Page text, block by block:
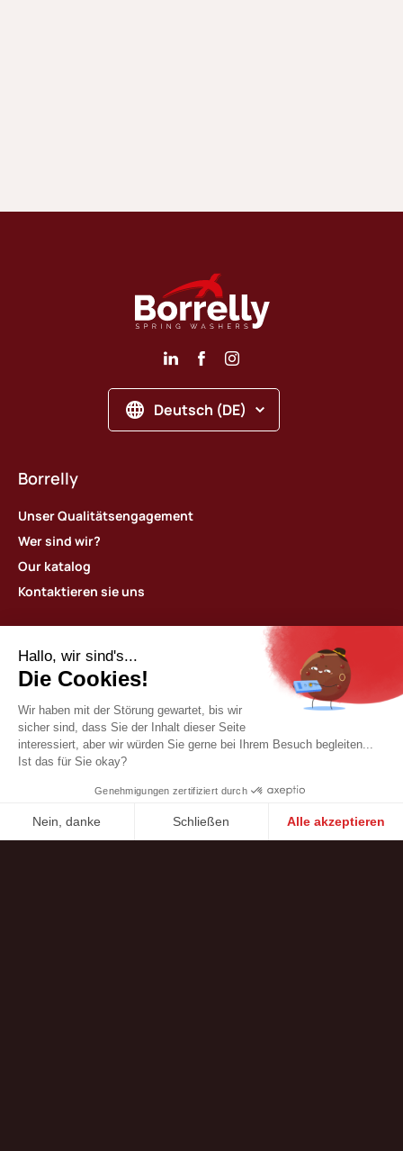
Deutsch (DE)
Borrelly
Unser Qualitätsengagement
Wer sind wir?
Our katalog
Kontaktieren sie uns
Borrelly Wellenscheiben
Borrelly Ondufil Wellenfedern
Borrelly Tellerfedern
Membranfedern
Spiral-Sicherungsringe